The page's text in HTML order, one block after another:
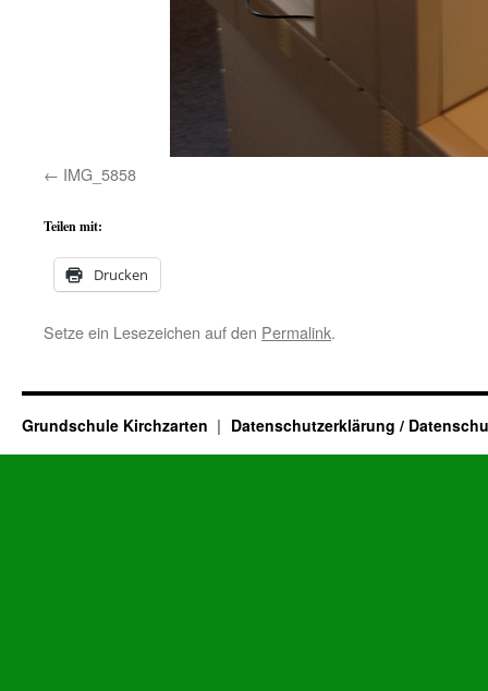
IMG_5858
Teilen mit:
Drucken
Setze ein Lesezeichen auf den Permalink.
Grundschule Kirchzarten Datenschutzerklärung /